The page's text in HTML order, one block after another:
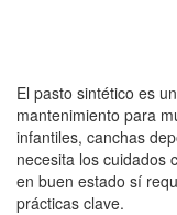
El pasto sintético es
mantenimiento para
infantiles, canchas
necesita los cuidados
en buen estado sí
prácticas clave.